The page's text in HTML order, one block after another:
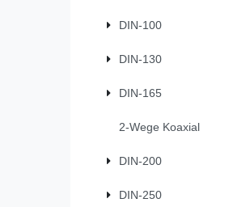
DIN-100
DIN-130
DIN-165
2-Wege Koaxial
DIN-200
DIN-250